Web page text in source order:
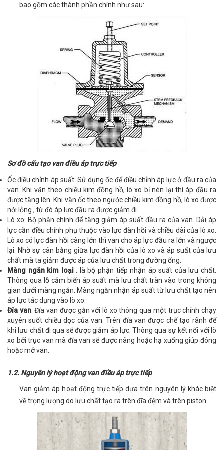
bao gồm các thành phần chính như sau:
Sơ đồ cấu tạo van điều áp trực tiếp
Ốc điều chỉnh áp suất: Sử dụng ốc để điều chỉnh áp lực ở đầu ra của
van. Khi văn theo chiều kim đồng hồ, lò xo bị nén lại thì áp đầu ra
được tăng lên. Khi vặn ốc theo ngước chiều kim đồng hồ, lò xo được
nới lỏng , từ đó áp lực đầu ra được giảm đi.
Lò xo: Bộ phận chính để tăng giảm áp suất đầu ra của van. Dải áp
lực cần điều chỉnh phụ thuộc vào lực đàn hồi và chiều dài của lò xo.
Lò xo có lực đàn hồi càng lớn thì van cho áp lực đầu ra lớn và ngược
lại. Nhờ sự cân bằng giữa lực đàn hồi của lò xo và áp suất của lưu
chất mà ta giảm được áp của lưu chất trong đường ống.
Màng ngăn kim loại: là bộ phận tiếp nhận áp suất của lưu chất.
Thông qua lỗ cảm biến áp suất mà lưu chất tràn vào trong không
gian dưới màng ngăn. Màng ngăn nhận áp suất từ lưu chất tạo nên
áp lực tác dụng vào lò xo.
Đĩa van: Đĩa van được gắn với lò xo thông qua một trục chính chạy
xuyên suốt chiều dọc của van. Trên đĩa van được chế tạo rãnh để
khi lưu chất đi qua sẽ được giảm áp lực. Thông qua sự kết nối với lò
xo bởi trục van mà đĩa van sẽ được nâng hoặc hạ xuống giúp đóng
hoặc mở van.
1.2. Nguyên lý hoạt động van điều áp trực tiếp
Van giảm áp hoạt động trực tiếp dựa trên nguyên lý khác biệt
về trọng lượng do lưu chất tạo ra trên đĩa đệm và trên piston.